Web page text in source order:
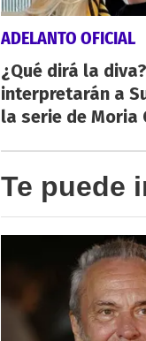
ADELANTO OFICIAL
¿Qué dirá la
interpretarán a
la serie de Moria
Te puede